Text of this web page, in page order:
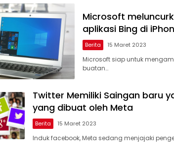
Microsoft
aplikasi Bing di
Berita 15 Maret 2023
Microsoft siap untuk
buatan…
Twitter Memiliki Saingan baru
yang dibuat oleh Meta
Berita 15 Maret 2023
Induk facebook, Meta sedang menjajaki